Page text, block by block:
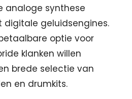
synthese
geluidsengines.
optie voor
klanken willen
brede selectie van
en drumkits.